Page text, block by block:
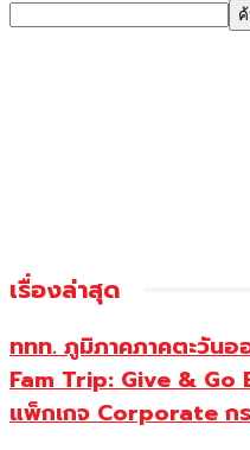
เรื่องล่าสุด
ททท. ภูมิภาคภาคตะวันอ
Fam Trip: Give &
แพ็กเกจ Corporate ก